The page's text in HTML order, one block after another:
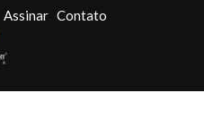
Assinar Contato